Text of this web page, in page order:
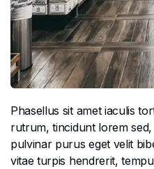
Phasellus sit amet iaculis
rutrum, tincidunt lorem
pulvinar purus eget velit
vitae turpis hendrerit,